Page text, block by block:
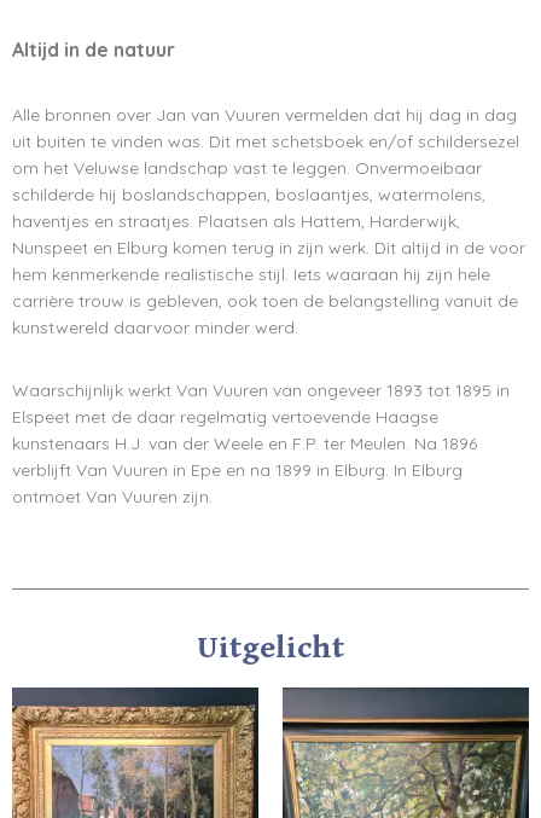
Altijd in de natuur
Alle bronnen over Jan van Vuuren vermelden dat hij dag in dag
uit buiten te vinden was. Dit met schetsboek en/of schildersezel
om het Veluwse landschap vast te leggen. Onvermoeibaar
schilderde hij boslandschappen, boslaantjes, watermolens,
haventjes en straatjes. Plaatsen als Hattem, Harderwijk,
Nunspeet en Elburg komen terug in zijn werk. Dit altijd in de voor
hem kenmerkende realistische stijl. Iets waaraan hij zijn hele
carrière trouw is gebleven, ook toen de belangstelling vanuit de
kunstwereld daarvoor minder werd.
Waarschijnlijk werkt Van Vuuren van ongeveer 1893 tot 1895 in
Elspeet met de daar regelmatig vertoevende Haagse
kunstenaars H.J. van der Weele en F.P. ter Meulen. Na 1896
verblijft Van Vuuren in Epe en na 1899 in Elburg. In Elburg
ontmoet Van Vuuren zijn.
Uitgelicht